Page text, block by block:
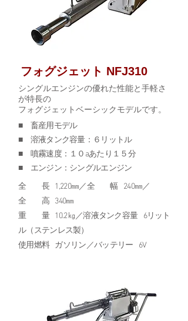
フォグジェット NFJ310
■ 畜産用モデル
■ 溶液タンク容量：６リットル
■ 噴霧速度：１０aあたり１５分
■ エンジン：シングルエンジン
全 長 1,220㎜／全 幅 240㎜／
全 高 340㎜
重 量 10.2㎏／溶液タンク容量 6リット
ル（ステンレス製）
使用燃料 ガソリン／バッテリー 6V
シングルエンジンの優れた性能と手軽さ
が特長の
フォグジェットベーシックモデルです。